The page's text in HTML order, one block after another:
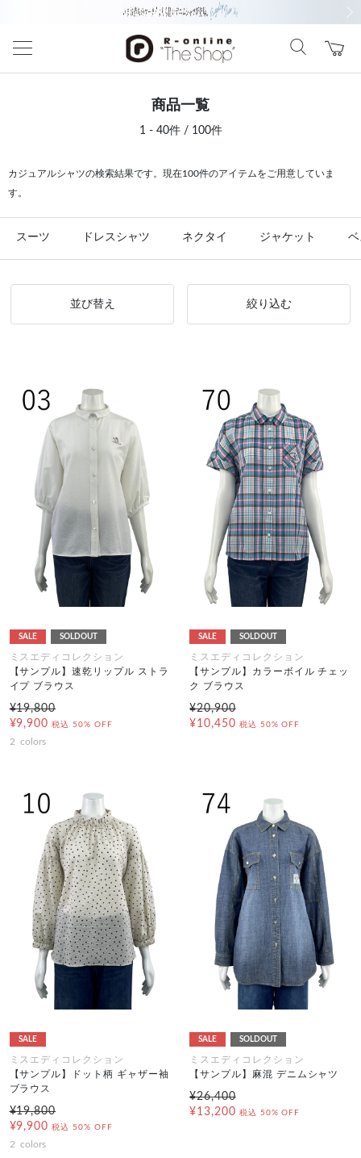
商品一覧
1 - 40件 / 100件
カジュアルシャツの検索結果です。現在100件のアイテムをご用意していま
す。
スーツ ドレスシャツ ネクタイ ジャケット
並び替え 絞り込む
SALE SOLDOUT
ミスエディコレクション
【サンプル】速乾リップル ストラ
イプ ブラウス
¥19,800
¥9,900 税込 50% OFF
2 colors
SALE SOLDOUT
ミスエディコレクション
【サンプル】カラーボイル チェッ
ク ブラウス
¥20,900
¥10,450 税込 50% OFF
SALE
ミスエディコレクション
【サンプル】ドット柄 ギャザー袖
ブラウス
¥19,800
¥9,900 税込 50% OFF
2 colors
SALE SOLDOUT
ミスエディコレクション
【サンプル】麻混 デニムシャツ
¥26,400
¥13,200 税込 50% OFF